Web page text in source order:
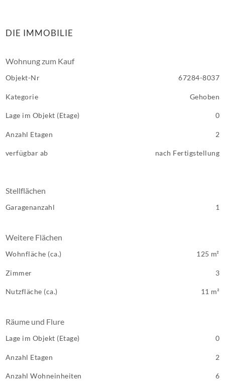
DIE IMMOBILIE
Wohnung zum Kauf
Objekt-Nr 67284-8037
Kategorie Gehoben
Lage im Objekt (Etage) 0
Anzahl Etagen 2
verfügbar ab nach Fertigstellung
Stellflächen
Garagenanzahl 1
Weitere Flächen
Wohnfläche (ca.) 125 m²
Zimmer 3
Nutzfläche (ca.) 11 m²
Räume und Flure
Lage im Objekt (Etage) 0
Anzahl Etagen 2
Anzahl Wohneinheiten 6